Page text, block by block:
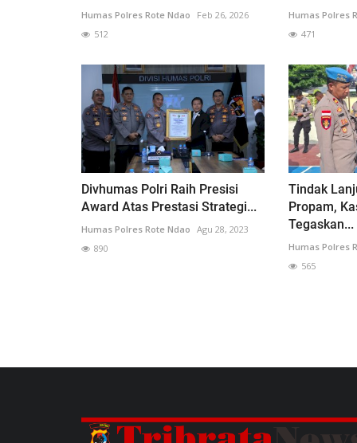
Humas Polres Rote Ndao
Feb 26, 2026
512
Humas Polres
471
Divhumas Polri Raih Presisi
Award Atas Prestasi Strategi...
Humas Polres Rote Ndao Agu 28, 2023
890
Tindak
Propam,
Tegaskan...
Humas Polres
565